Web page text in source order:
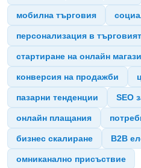
мобилна търговия
персонализация в
стартиране на онлайн
конверсия на продажби
пазарни тенденции SEO
онлайн плащания
бизнес скалиране B2B
омниканално присъствие